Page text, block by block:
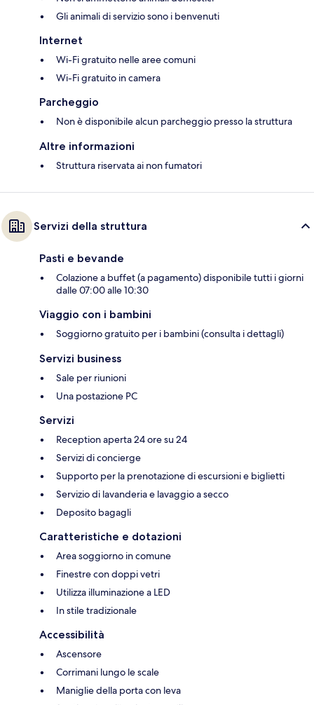
Gli animali di servizio sono i benvenuti
Internet
Wi-Fi gratuito nelle aree comuni
Wi-Fi gratuito in camera
Parcheggio
Non è disponibile alcun parcheggio presso la struttura
Altre informazioni
Struttura riservata ai non fumatori
Servizi della struttura
Pasti e bevande
Colazione a buffet (a pagamento) disponibile tutti i giorni
dalle 07:00 alle 10:30
Viaggio con i bambini
Soggiorno gratuito per i bambini (consulta i dettagli)
Servizi business
Sale per riunioni
Una postazione PC
Servizi
Reception aperta 24 ore su 24
Servizi di concierge
Supporto per la prenotazione di escursioni e biglietti
Servizio di lavanderia e lavaggio a secco
Deposito bagagli
Caratteristiche e dotazioni
Area soggiorno in comune
Finestre con doppi vetri
Utilizza illuminazione a LED
In stile tradizionale
Accessibilità
Ascensore
Corrimani lungo le scale
Maniglie della porta con leva